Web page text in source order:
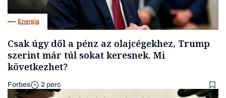
Energia
Csak úgy dől a pénz az olajcégekhez, Trump
szerint már túl sokat keresnek. Mi
következhet?
Forbes 2 perc